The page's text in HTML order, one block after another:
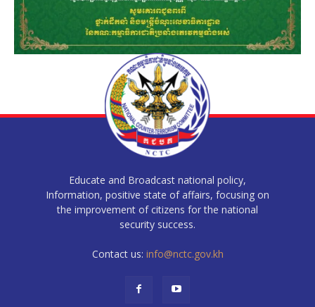
Educate and Broadcast national policy,
Information, positive state of affairs, focusing on
the improvement of citizens for the national
security success.
Contact us: info@nctc.gov.kh